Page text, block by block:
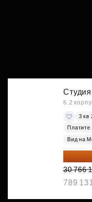
6.2
3 кв
Платите
Вид на
24
30 766
789